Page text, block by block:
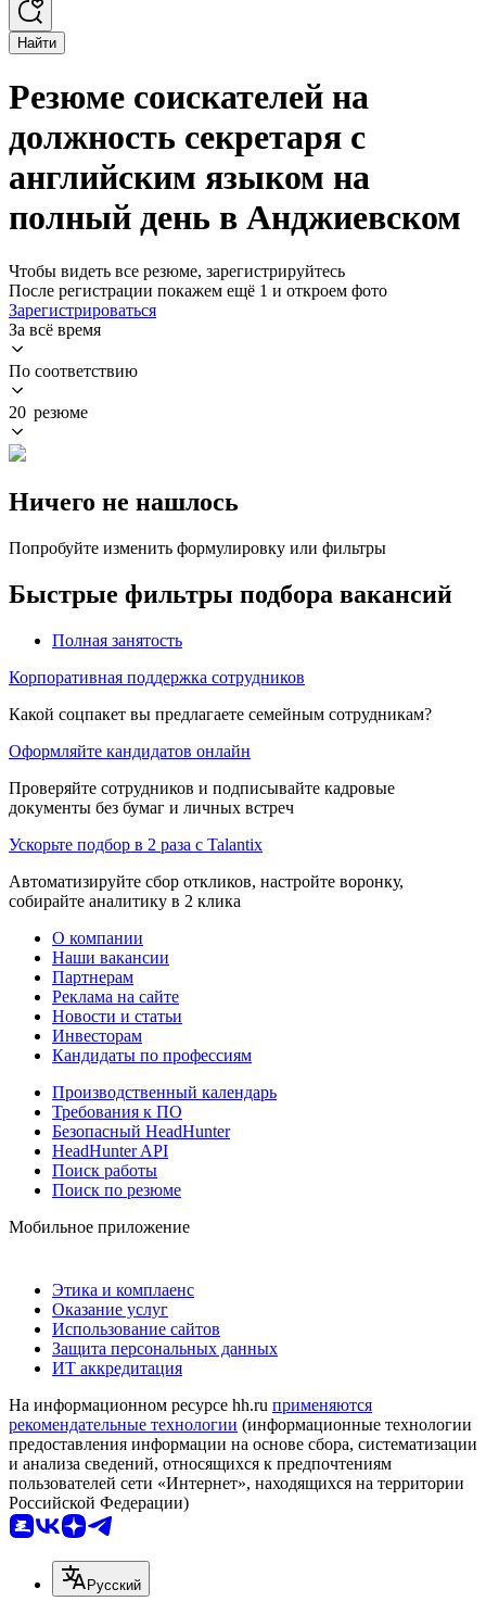
Найти
Резюме соискателей на
должность секретаря с
английским языком на
полный день в Анджиевском
Чтобы видеть все резюме, зарегистрируйтесь
После регистрации покажем ещё 1 и откроем фото
Зарегистрироваться
За всё время
По соответствию
20 резюме
Ничего не нашлось
Попробуйте изменить формулировку или фильтры
Быстрые фильтры подбора вакансий
Полная занятость
Корпоративная поддержка сотрудников
Какой соцпакет вы предлагаете семейным сотрудникам?
Оформляйте кандидатов онлайн
Проверяйте сотрудников и подписывайте кадровые
документы без бумаг и личных встреч
Ускорьте подбор в 2 раза с Talantix
Автоматизируйте сбор откликов, настройте воронку,
собирайте аналитику в 2 клика
О компании
Наши вакансии
Партнерам
Реклама на сайте
Новости и статьи
Инвесторам
Кандидаты по профессиям
Производственный календарь
Требования к ПО
Безопасный HeadHunter
HeadHunter API
Поиск работы
Поиск по резюме
Мобильное приложение
Этика и комплаенс
Оказание услуг
Использование сайтов
Защита персональных данных
ИТ аккредитация
На информационном ресурсе hh.ru применяются
рекомендательные технологии (информационные технологии
предоставления информации на основе сбора, систематизации
и анализа сведений, относящихся к предпочтениям
пользователей сети «Интернет», находящихся на территории
Российской Федерации)
Русский